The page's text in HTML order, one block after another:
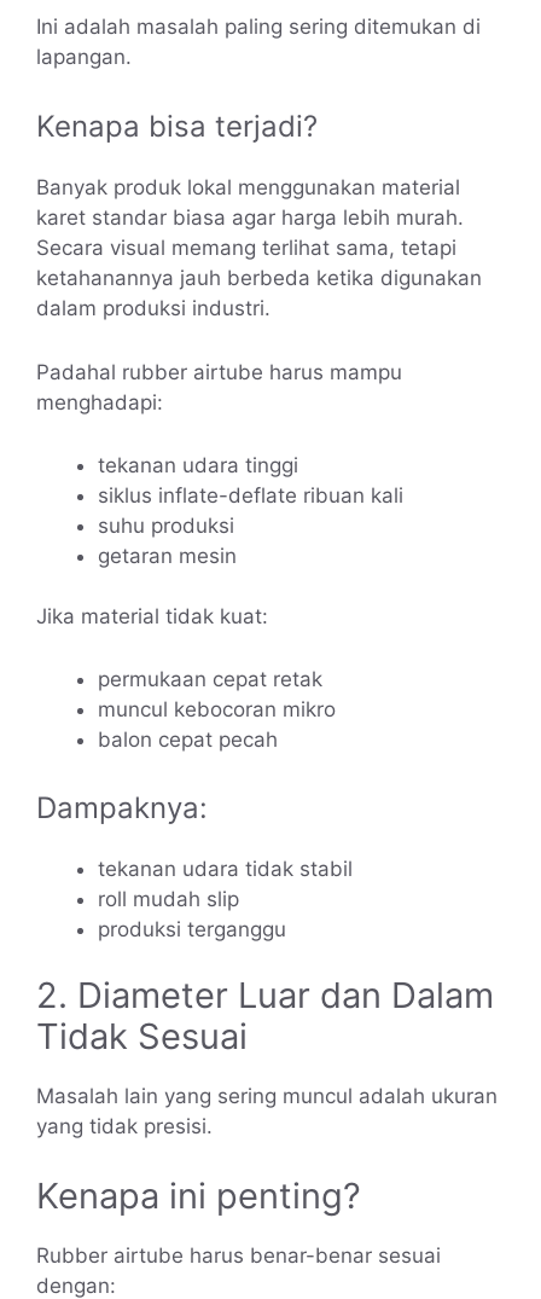
Ini adalah masalah paling sering ditemukan di
lapangan.
Kenapa bisa terjadi?
Banyak produk lokal menggunakan material
karet standar biasa agar harga lebih murah.
Secara visual memang terlihat sama, tetapi
ketahanannya jauh berbeda ketika digunakan
dalam produksi industri.
Padahal rubber airtube harus mampu
menghadapi:
tekanan udara tinggi
siklus inflate-deflate ribuan kali
suhu produksi
getaran mesin
Jika material tidak kuat:
permukaan cepat retak
muncul kebocoran mikro
balon cepat pecah
Dampaknya:
tekanan udara tidak stabil
roll mudah slip
produksi terganggu
2. Diameter Luar dan Dalam
Tidak Sesuai
Masalah lain yang sering muncul adalah ukuran
yang tidak presisi.
Kenapa ini penting?
Rubber airtube harus benar-benar sesuai
dengan: